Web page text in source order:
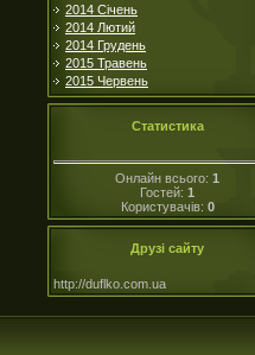
2014 Січень
2014 Лютий
2014 Грудень
2015 Травень
2015 Червень
Статистика
Онлайн всього: 1
Гостей: 1
Користувачів: 0
Друзі сайту
http://duflko.com.ua